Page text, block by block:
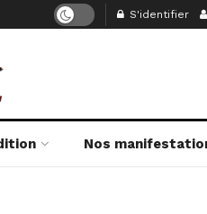
S'identifier
Nos